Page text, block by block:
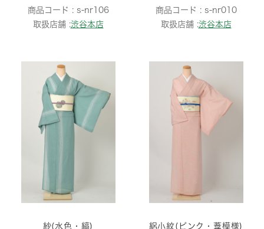
商品コード : s-nr106
取扱店舗 :渋谷本店
商品コード : s-nr010
取扱店舗 :渋谷本店
紗(水色・縞) 絽小紋(ピンク・葦模様)